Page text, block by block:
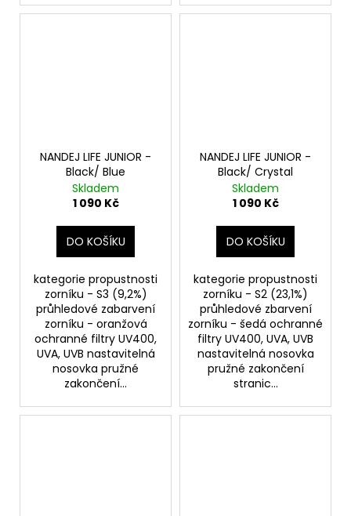
NANDEJ LIFE JUNIOR -
Black/ Blue
Skladem
1 090 Kč
DO KOŠÍKU
kategorie propustnosti
zorníku - S3 (9,2%)
průhledové zabarvení
zorníku - oranžová
ochranné filtry UV400,
UVA, UVB nastavitelná
nosovka pružné
zakončení...
NANDEJ LIFE JUNIOR -
Black/ Crystal
Skladem
1 090 Kč
DO KOŠÍKU
kategorie propustnosti
zorníku - S2 (23,1%)
průhledové zbarvení
zorníku - šedá ochranné
filtry UV400, UVA, UVB
nastavitelná nosovka
pružné zakončení
stranic...